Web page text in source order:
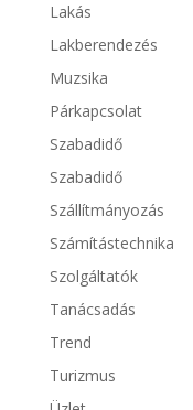
Lakás
Lakberendezés
Muzsika
Párkapcsolat
Szabadidő
Szabadidő
Szállítmányozás
Számítástechnika
Szolgáltatók
Tanácsadás
Trend
Turizmus